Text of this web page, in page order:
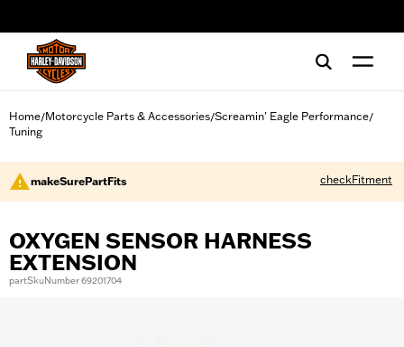
Home/Motorcycle Parts & Accessories/Screamin' Eagle Performance/
Tuning
makeSurePartFits checkFitment
OXYGEN SENSOR HARNESS
EXTENSION
partSkuNumber 69201704